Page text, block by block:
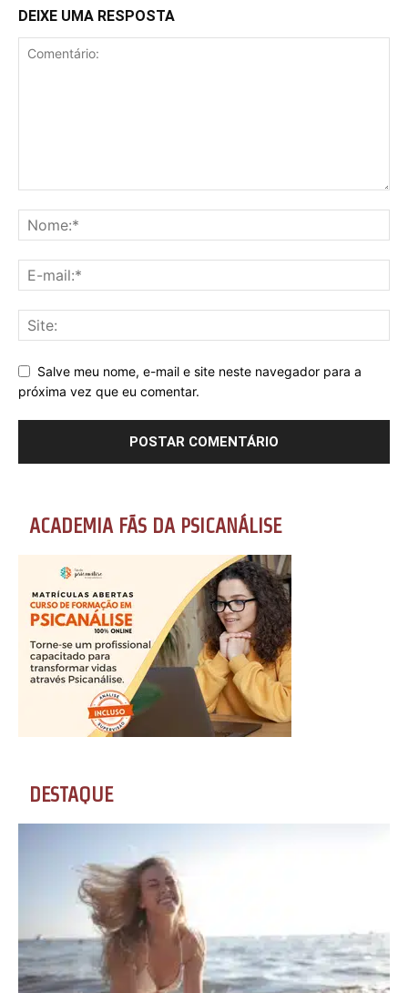
DEIXE UMA RESPOSTA
Salve meu nome, e-mail e site neste navegador para a
próxima vez que eu comentar.
ACADEMIA FÃS DA PSICANÁLISE
DESTAQUE